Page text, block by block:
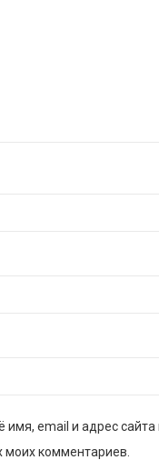
имя, email и адрес сайта
комментариев.